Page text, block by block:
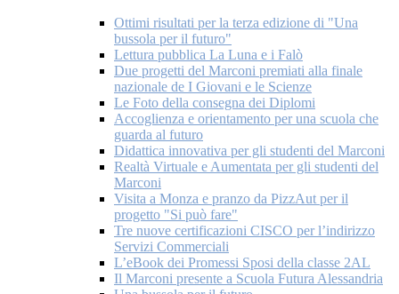
Ottimi risultati per la terza edizione di "Una
bussola per il futuro"
Lettura pubblica La Luna e i Falò
Due progetti del Marconi premiati alla finale
nazionale de I Giovani e le Scienze
Le Foto della consegna dei Diplomi
Accoglienza e orientamento per una scuola che
guarda al futuro
Didattica innovativa per gli studenti del Marconi
Realtà Virtuale e Aumentata per gli studenti del
Marconi
Visita a Monza e pranzo da PizzAut per il
progetto "Si può fare"
Tre nuove certificazioni CISCO per l’indirizzo
Servizi Commerciali
L’eBook dei Promessi Sposi della classe 2AL
Il Marconi presente a Scuola Futura Alessandria